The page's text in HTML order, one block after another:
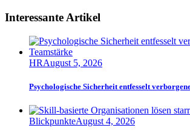
Interessante Artikel
HRAugust 5, 2026
Psychologische Sicherheit entfesselt
BlickpunkteAugust 4, 2026